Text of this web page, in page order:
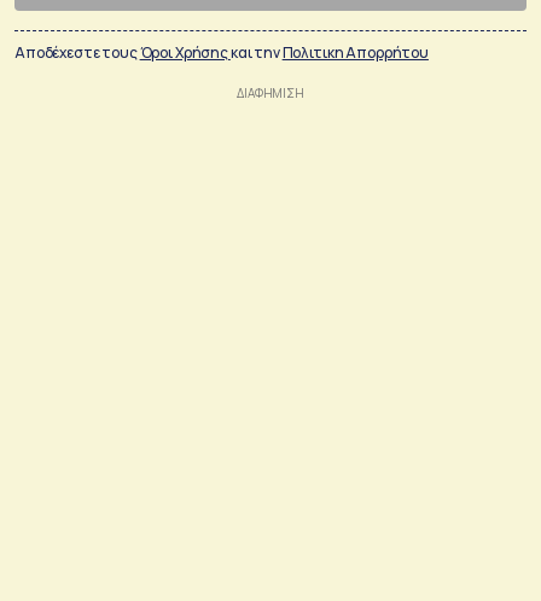
Αποδέχεστε τουςΌροι Χρήσηςκαι τηνΠολιτικη Απορρήτου